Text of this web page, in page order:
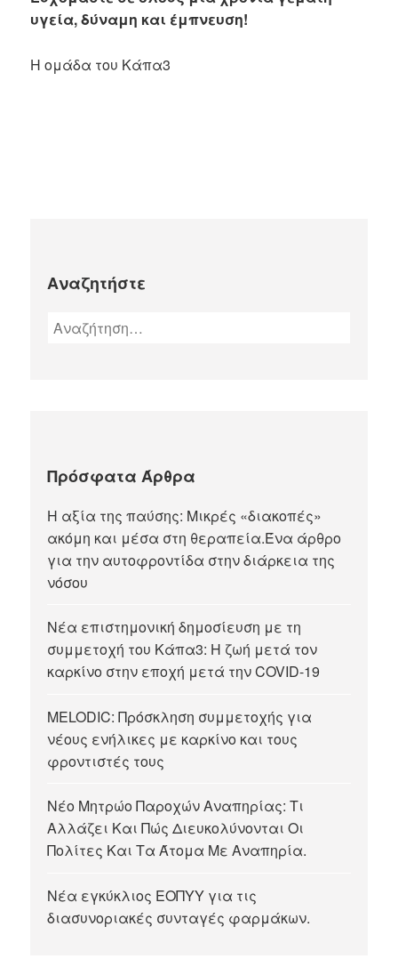
υγεία, δύναμη και έμπνευση!
Η ομάδα του Κάπα3
Αναζητήστε
Πρόσφατα Άρθρα
Η αξία της παύσης: Μικρές «διακοπές»
ακόμη και μέσα στη θεραπεία.Ένα άρθρο
για την αυτοφροντίδα στην διάρκεια της
νόσου
Νέα επιστημονική δημοσίευση με τη
συμμετοχή του Κάπα3: Η ζωή μετά τον
καρκίνο στην εποχή μετά την COVID-19
MELODIC: Πρόσκληση συμμετοχής για
νέους ενήλικες με καρκίνο και τους
φροντιστές τους
Νέο Μητρώο Παροχών Αναπηρίας: Τι
Αλλάζει Και Πώς Διευκολύνονται Οι
Πολίτες Και Τα Άτομα Με Αναπηρία.
Νέα εγκύκλιος ΕΟΠΥΥ για τις
διασυνοριακές συνταγές φαρμάκων.